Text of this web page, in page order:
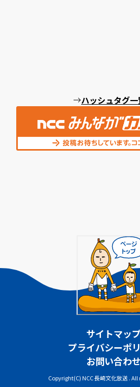
ハッシュタグ
サイトマップ
プライバシーポ
お問い合わせ
Copyright(C) NCC 長崎文化放送 .